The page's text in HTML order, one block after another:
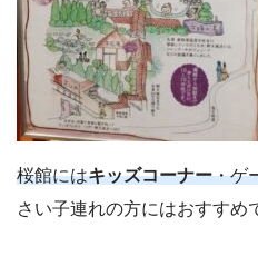
桜館にはキッズコーナー・ゲ
さい子連れの方にはおすすめ